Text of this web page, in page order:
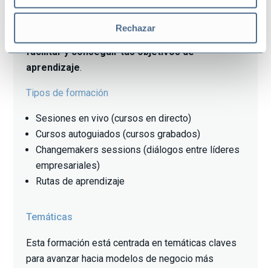
Rechazar
facilitar y conseguir tus objetivos de
aprendizaje.
Tipos de formación
Sesiones en vivo (cursos en directo)
Cursos autoguiados (cursos grabados)
Changemakers sessions (diálogos entre líderes
empresariales)
Rutas de aprendizaje
Temáticas
Esta formación está centrada en temáticas claves
para avanzar hacia modelos de negocio más